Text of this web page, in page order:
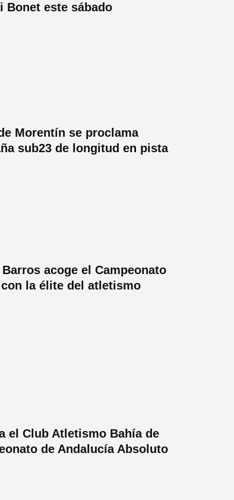
Bonet este sábado
Morentín se proclama
sub23 de longitud en pista
acoge el Campeonato
con la élite del atletismo
el Club Atletismo Bahía de
de Andalucía Absoluto